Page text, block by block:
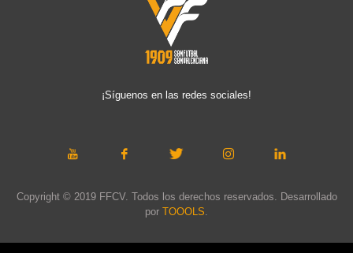
¡Síguenos en las redes sociales!
Copyright © 2019 FFCV. Todos los derechos reservados. Desarrollado
por TOOOLS